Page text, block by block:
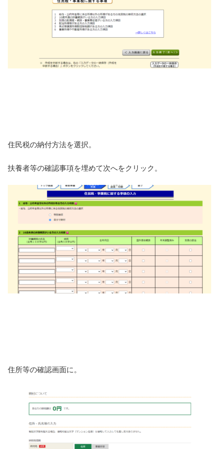
住民税の納付方法を選択。
扶養者等の確認事項を埋めて次へをクリック。
住所等の確認画面に。